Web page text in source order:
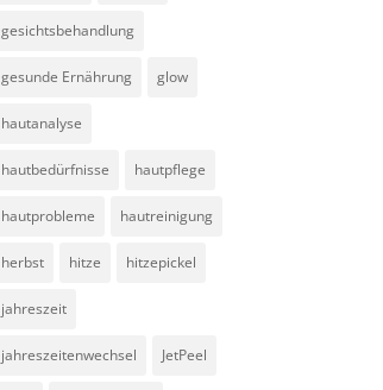
gesichtsbehandlung
gesunde Ernährung glow
hautanalyse
hautbedürfnisse hautpflege
hautprobleme hautreinigung
herbst hitze hitzepickel
jahreszeit
jahreszeitenwechsel JetPeel